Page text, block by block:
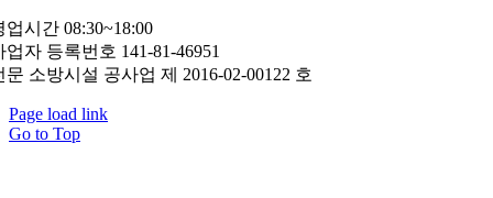
업시간 08:30~18:00
업자 등록번호 141-81-46951
문 소방시설 공사업 제 2016-02-00122 호
Page load link
Go to Top